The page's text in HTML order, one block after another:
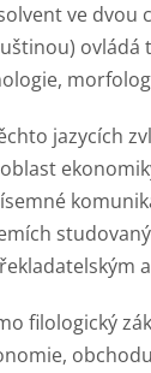
ve dvou
ovládá
jazycích
filologický